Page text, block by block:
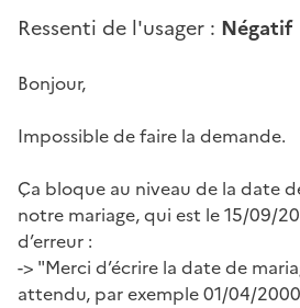
Ressenti de l'usager : Négatif
Bonjour,
Impossible de faire la demande.
Ça bloque au niveau de la date
notre mariage, qui est le 15/09/
d’erreur :
-> "Merci d’écrire la date de
attendu, par exemple 01/04/